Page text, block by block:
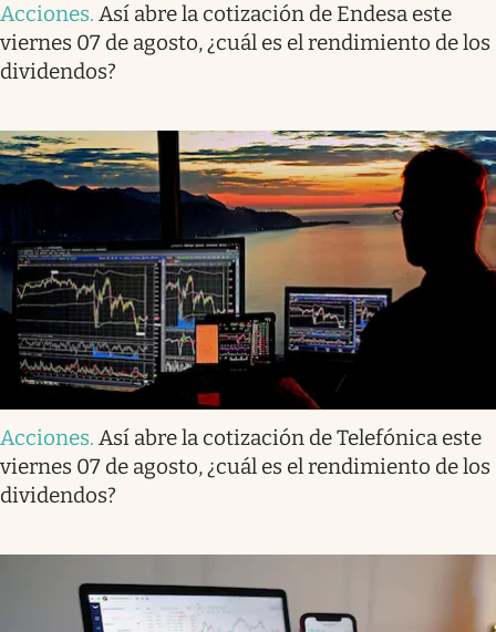
Acciones. Así abre la cotización de Endesa este
viernes 07 de agosto, ¿cuál es el rendimiento de los
dividendos?
Acciones. Así abre la cotización de Telefónica este
viernes 07 de agosto, ¿cuál es el rendimiento de los
dividendos?